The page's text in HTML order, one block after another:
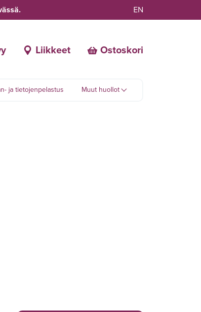
EN
Liikkeet Ostoskori
ja tietojenpelastus Muut huollot